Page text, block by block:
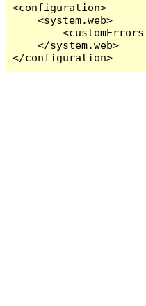
<configuration>
    <system.web>
    </system.web>
</configuration>